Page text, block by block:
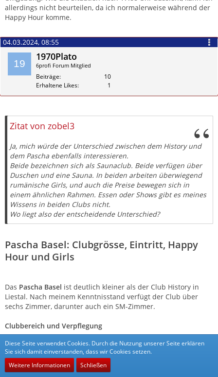
kann ich gegebenenfalls ein Parkticket lösen?
Grüsse
TheMountain
allerdings nicht beurteilen, da ich normalerweise während der
Happy Hour komme.
04.03.2024, 08:55
1970Plato
6profi Forum Mitglied
Beiträge
10
Erhaltene Likes
1
Zitat von zobel3
Ja, mich würde der Unterschied zwischen dem History und
dem Pascha ebenfalls interessieren.
Beide bezeichnen sich als Saunaclub. Beide verfügen über
Duschen und eine Sauna. In beiden arbeiten überwiegend
rumänische Girls, und auch die Preise bewegen sich in
einem ähnlichen Rahmen. Essen oder Shows gibt es meines
Wissens in beiden Clubs nicht.
Wo liegt also der entscheidende Unterschied?
Pascha Basel: Clubgrösse, Eintritt, Happy
Hour und Girls
Das Pascha Basel ist deutlich kleiner als der Club History in
Liestal. Nach meinem Kenntnisstand verfügt der Club über
sechs Zimmer, darunter auch ein SM-Zimmer.
Clubbereich und Verpflegung
Im Club gibt es eine Bar mit Hockern und weiteren
Sitzgelegenheiten sowie einen Wellnessbereich mit Sauna und
Whirlpool.
Zitieren
Diese Seite verwendet Cookies. Durch die Nutzung unserer Seite erklären
Sie sich damit einverstanden, dass wir Cookies setzen.
Weitere Informationen
Schließen